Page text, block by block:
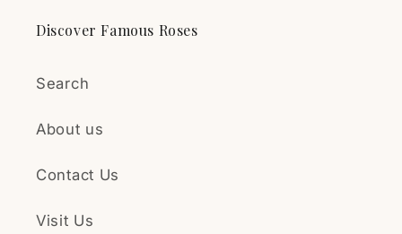
Discover Famous Roses
Search
About us
Contact Us
Visit Us